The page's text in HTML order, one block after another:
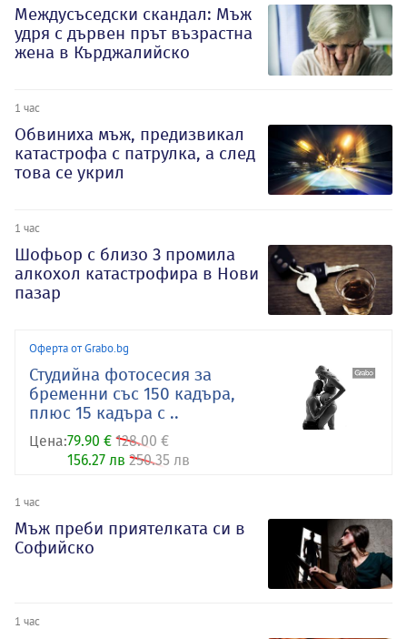
Междусъседски скандал: Мъж
удря с дървен прът възрастна
жена в Кърджалийско
1 час
Обвиниха мъж, предизвикал
катастрофа с патрулка, а след
това се укрил
1 час
Шофьор с близо 3 промила
алкохол катастрофира в Нови
пазар
Оферта от Grabo.bg
Студийна фотосесия за
бременни със 150 кадъра,
плюс 15 кадъра с ..
Цена:79.90 € 128.00 €
156.27 лв 250.35 лв
1 час
Мъж преби приятелката си в
Софийско
1 час